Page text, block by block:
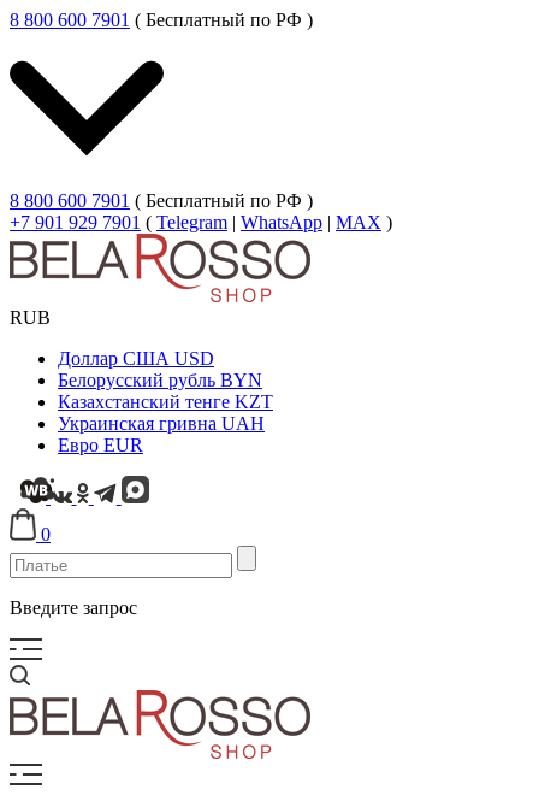
8 800 600 7901 ( Бесплатный по РФ )
8 800 600 7901 ( Бесплатный по РФ )
+7 901 929 7901 ( Telegram | WhatsApp | MAX )
RUB
Доллар США USD
Белорусский рубль BYN
Казахстанский тенге KZT
Украинская гривна UAH
Евро EUR
0
Введите запрос